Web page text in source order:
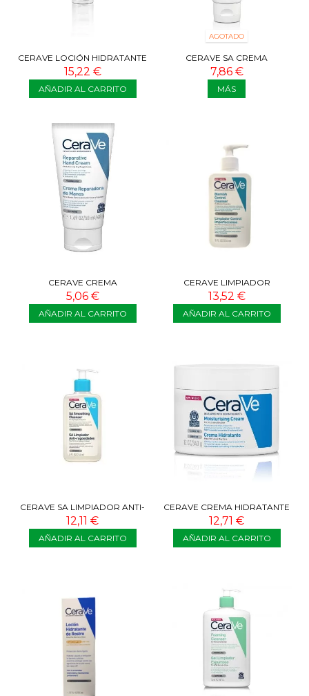
CERAVE LOCIÓN HIDRATANTE
PIEL NORMAL SECA 52 ML
15,22 €
AÑADIR AL CARRITO
AGOTADO
CERAVE SA CREMA
RENOVADORA PARA PIES 88
ML
7,86 €
MÁS
CERAVE CREMA
RENOVADORA DE MANOS 50
ML
5,06 €
AÑADIR AL CARRITO
CERAVE LIMPIADOR
CONTROL IMPERFECCIONES
236 ML
13,52 €
AÑADIR AL CARRITO
CERAVE SA LIMPIADOR ANTI-
RUGOSIDADES 236 ML
12,11 €
AÑADIR AL CARRITO
CERAVE CREMA HIDRATANTE
PIEL SECA A MUY SECA 340G
12,71 €
AÑADIR AL CARRITO